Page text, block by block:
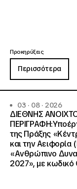
Προκηρύξεις
Περισσότερα
03 · 08 · 2026
ΔΙΕΘΝΗΣ
της Πράξης
και την
«Ανθρώπινο
2027», με